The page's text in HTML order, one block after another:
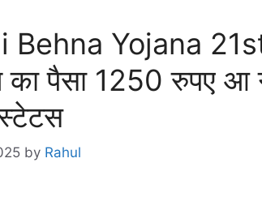
Behna Yojana
का पैसा 1250 रुपए
by Rahul